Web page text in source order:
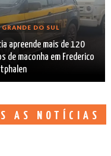
GRANDE DO SUL
apreende mais de 120
de maconha em Frederico
AS NOTÍCIAS